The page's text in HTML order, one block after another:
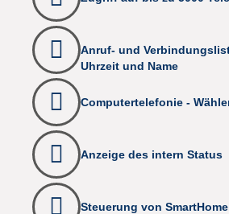
Anruf- und
Uhrzeit und Name
Computertelefonie -
Anzeige des intern Status
Steuerung von